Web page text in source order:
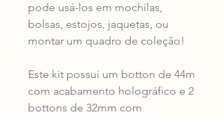
pode usá-los em mochilas,
bolsas, estojos, jaquetas, ou
montar um quadro de coleção!
Este kit possui um botton de 44m
com acabamento holográfico e 2
bottons de 32mm com